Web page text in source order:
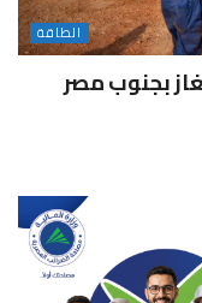
الطاقة
بجنوب مصر